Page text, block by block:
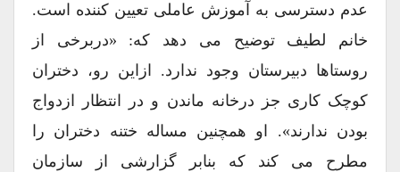
عدم دسترسی به آموزش عاملی تعیین کننده است.
خانم لطیف توضیح می دهد که: «دربرخی از
روستاها دبیرستان وجود ندارد. ازاین رو، دختران
کوچک کاری جز درخانه ماندن و در انتظار ازدواج
بودن ندارند». او همچنین مساله ختنه دختران را
مطرح می کند که بنابر گزارشی از سازمان